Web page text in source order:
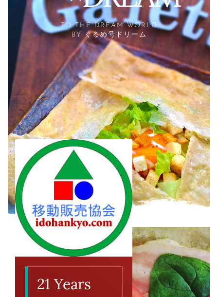
TO THE DREAM WORLD
BY ぐるめ号ドリーム
21 Years